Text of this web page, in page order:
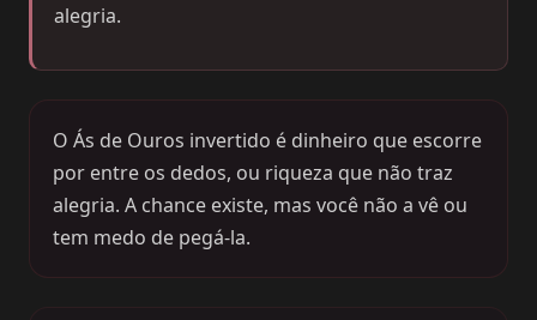
alegria.
O Ás de Ouros invertido é dinheiro que escorre
por entre os dedos, ou riqueza que não traz
alegria. A chance existe, mas você não a vê ou
tem medo de pegá-la.